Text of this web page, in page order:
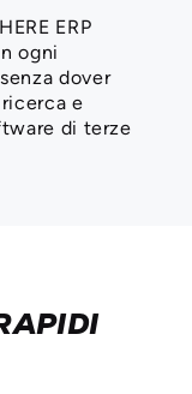
ERP
ogni
dover
e
di terze